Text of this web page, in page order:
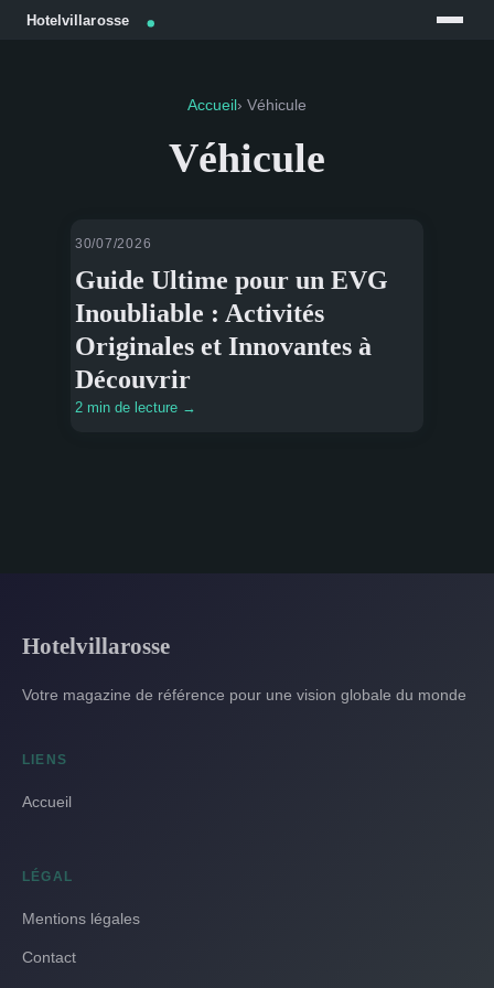
Accueil › Véhicule
Véhicule
VÉHICULE
30/07/2026
Guide Ultime pour un EVG
Inoubliable : Activités
Originales et Innovantes à
Découvrir
2 min de lecture →
Hotelvillarosse
Votre magazine de référence pour une vision globale du monde
LIENS
Accueil
LÉGAL
Mentions légales
Contact